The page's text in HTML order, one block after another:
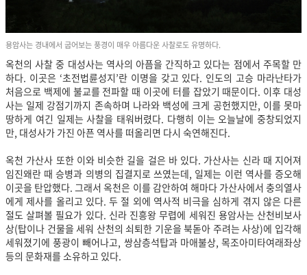
용암사는 경내에서 굽어보는 풍경이 매우 아름다운 사찰로도 유명하다.
옥천의 사찰 중 대성사는 역사의 아픔을 간직하고 있다는 점에서 주목할 만
하다. 이곳은 ‘초전법륜성지’란 이명을 갖고 있다. 인도의 고승 마라난타가
처음으로 백제에 불교를 전파할 때 이곳에 터를 잡았기 때문이다. 이후 대성
사는 일제 강점기까지 존속하며 나라와 백성에 크게 공헌했지만, 이를 못마
땅하게 여긴 일제는 사찰을 태워버렸다. 다행히 이는 오늘날에 중창되었지
만, 대성사가 가진 아픈 역사를 떠올리면 다시 숙연해진다.
옥천 가산사 또한 이와 비슷한 길을 걸은 바 있다. 가산사는 신라 때 지어져
임진왜란 때 승병과 의병의 집결지로 쓰였는데, 일제는 이런 역사를 증오해
이곳을 탄압했다. 그래서 옥천은 이를 감안하여 해마다 가산사에서 충의열사
에게 제사를 올리고 있다. 두 절 외에 역사적 비극을 심하게 겪지 않은 다른
절도 살펴볼 필요가 있다. 신라 진흥왕 무렵에 세워진 용암사는 산천비보사
상(탑이나 건물을 세워 산천의 쇠퇴한 기운을 북돋아 주려는 사상)에 입각해
세워졌기에 풍광이 빼어나고, 쌍삼층석탑과 마애불상, 목조아미타여래좌상
등의 문화재를 소유하고 있다.